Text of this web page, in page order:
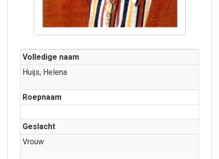
Volledige naam
Huijs, Helena
Roepnaam
Geslacht
Vrouw